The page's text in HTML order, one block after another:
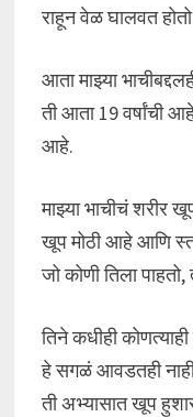
राहून वेळ घालवत
आता माझ्या
ती आता 19 वर्षांची
आहे.
माझ्या भाचीचं शरीर
खूप मोठी आहे आणि
जो कोणी तिला
तिने कधीही
हे सगळं आवडतही
ती अभ्यासात खूप